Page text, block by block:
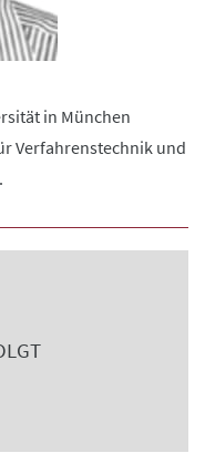
in München
Verfahrenstechnik und